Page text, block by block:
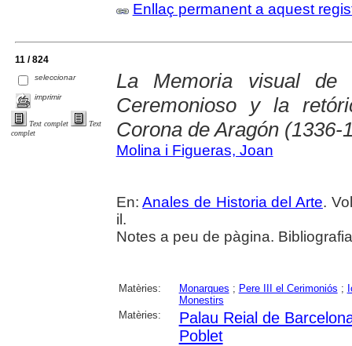
Enllaç permanent a aquest
11 / 824
seleccionar
imprimir
Text complet
Text
complet
La Memoria visual
Ceremonioso y la
Corona de Aragón (1336-
Molina i Figueras, Joan
En:Anales de Historia del Arte.
il.
Notes a peu de pàgina.
Matèries: Monarques ; Pere III el Cerimoniós ;
Monestirs
Matèries:
Palau Reial de
Poblet